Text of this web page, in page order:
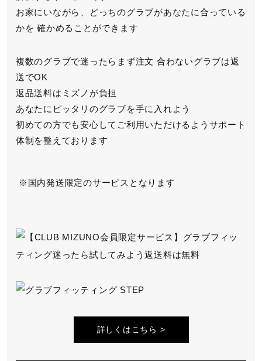
お家にいながら、どっちのグラブがあなたに合っている
かを 確かめることができます
複数のグラブで迷ったらまず注文 合わないグラブは返
送でOK
返品送料はミズノが負担
あなたにピッタリのグラブを手に入れよう
初めての方でも安心してご利用いただけるよう サポート
体制を整えております
国内発送限定のサービスとなります
詳しくはこちら